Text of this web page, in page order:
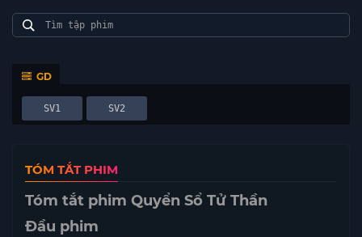
GD
SV1 SV2
TÓM TẮT PHIM
Tóm tắt phim Quyển Sổ Tử Thần
Đầu phim